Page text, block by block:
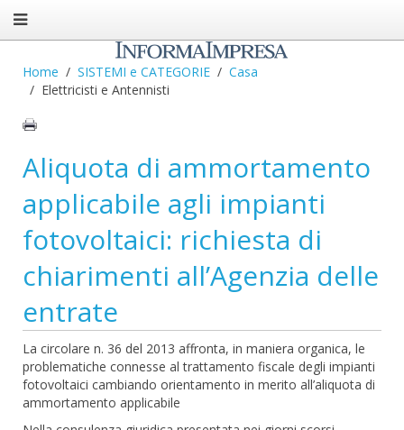
Home SISTEMI e CATEGORIE
Casa
Elettricisti e Antennisti
Aliquota di ammortamento
applicabile agli impianti
fotovoltaici: richiesta di
chiarimenti all’Agenzia delle
entrate
La circolare n. 36 del 2013 affronta, in maniera organica, le
problematiche connesse al trattamento fiscale degli impianti
fotovoltaici cambiando orientamento in merito all’aliquota di
ammortamento applicabile